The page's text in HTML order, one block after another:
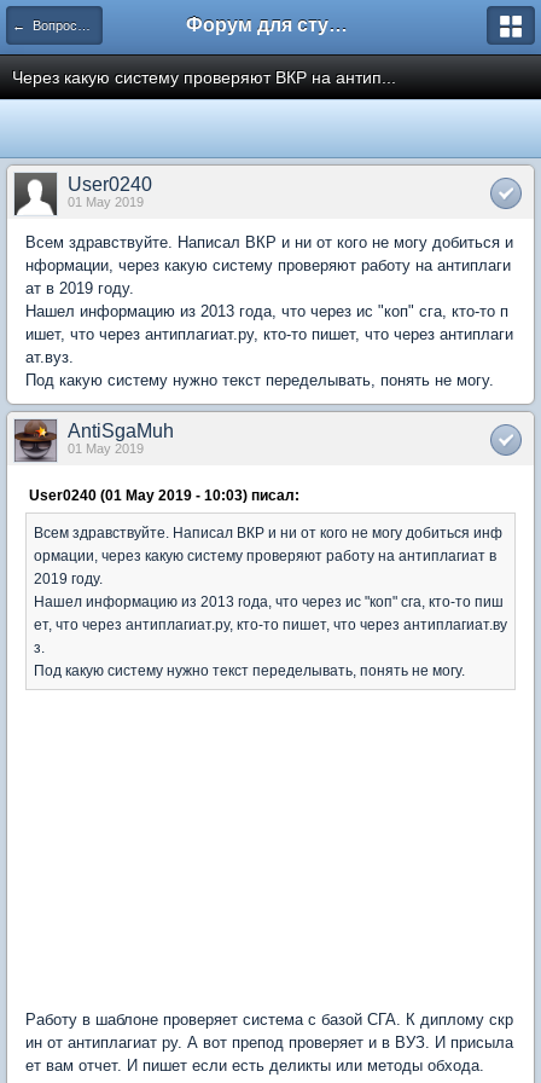
← Вопросы и ответы Форум для студента СГА
Через какую систему проверяют ВКР на антип...
User0240
01 May 2019
Всем здравствуйте. Написал ВКР и ни от кого не могу добиться и
нформации, через какую систему проверяют работу на антиплаги
ат в 2019 году.
Нашел информацию из 2013 года, что через ис "коп" сга, кто-то п
ишет, что через антиплагиат.ру, кто-то пишет, что через антиплаги
ат.вуз.
Под какую систему нужно текст переделывать, понять не могу.
AntiSgaMuh
01 May 2019
User0240 (01 May 2019 - 10:03) писал:
Всем здравствуйте. Написал ВКР и ни от кого не могу добиться инф
ормации, через какую систему проверяют работу на антиплагиат в
2019 году.
Нашел информацию из 2013 года, что через ис "коп" сга, кто-то пиш
ет, что через антиплагиат.ру, кто-то пишет, что через антиплагиат.ву
з.
Под какую систему нужно текст переделывать, понять не могу.
Работу в шаблоне проверяет система с базой СГА. К диплому скр
ин от антиплагиат ру. А вот препод проверяет и в ВУЗ. И присыла
ет вам отчет. И пишет если есть деликты или методы обхода.